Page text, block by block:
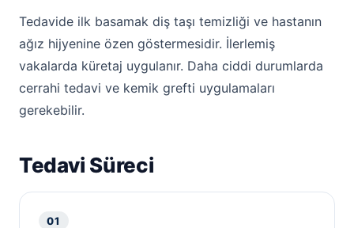
Tedavide ilk basamak diş taşı temizliği ve hastanın
ağız hijyenine özen göstermesidir. İlerlemiş
vakalarda küretaj uygulanır. Daha ciddi durumlarda
cerrahi tedavi ve kemik grefti uygulamaları
gerekebilir.
Tedavi Süreci
01